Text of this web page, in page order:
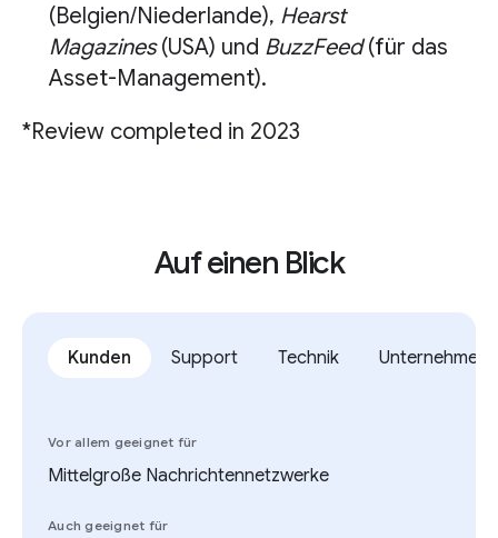
(Belgien/Niederlande), Hearst
Magazines(USA) und BuzzFeed(für das
Asset-Management).
*Review completed in 2023
Auf einen Blick
Kunden Support Technik Unternehmen
Vor allem geeignet für
Mittelgroße Nachrichtennetzwerke
Auch geeignet für